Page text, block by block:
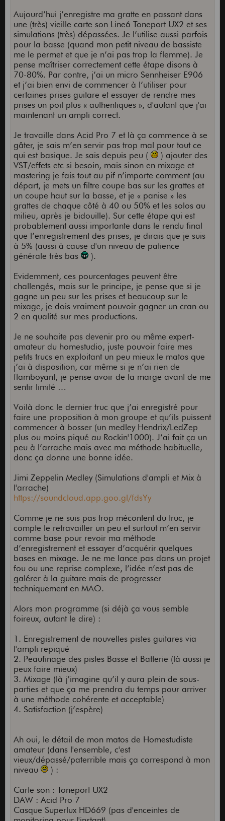
Aujourd’hui j’enregistre ma gratte en passant dans
une (très) vieille carte son Line6 Toneport UX2 et ses
simulations (très) dépassées. Je l’utilise aussi parfois
pour la basse (quand mon petit niveau de bassiste
me le permet et que je n’ai pas trop la flemme). Je
pense maîtriser correctement cette étape disons à
70-80%. Par contre, j’ai un micro Sennheiser E906
et j’ai bien envi de commencer à l’utiliser pour
certaines prises guitare et essayer de rendre mes
prises un poil plus « authentiques », d'autant que j'ai
maintenant un ampli correct.
Je travaille dans Acid Pro 7 et là ça commence à se
gâter, je sais m’en servir pas trop mal pour tout ce
qui est basique. Je sais depuis peu (
) ajouter des
VST/effets etc si besoin, mais sinon en mixage et
mastering je fais tout au pif n’importe comment (au
départ, je mets un filtre coupe bas sur les grattes et
un coupe haut sur la basse, et je « panise » les
grattes de chaque côté à 40 ou 50% et les solos au
milieu, après je bidouille). Sur cette étape qui est
probablement aussi importante dans le rendu final
que l’enregistrement des prises, je dirais que je suis
à 5% (aussi à cause d'un niveau de patience
générale très bas
).
Evidemment, ces pourcentages peuvent être
challengés, mais sur le principe, je pense que si je
gagne un peu sur les prises et beaucoup sur le
mixage, je dois vraiment pouvoir gagner un cran ou
2 en qualité sur mes productions.
Je ne souhaite pas devenir pro ou même expert-
amateur du homestudio, juste pouvoir faire mes
petits trucs en exploitant un peu mieux le matos que
j’ai à disposition, car même si je n’ai rien de
flamboyant, je pense avoir de la marge avant de me
sentir limité …
Voilà donc le dernier truc que j’ai enregistré pour
faire une proposition à mon groupe et qu’ils puissent
commencer à bosser (un medley Hendrix/LedZep
plus ou moins piqué au Rockin'1000). J’ai fait ça un
peu à l’arrache mais avec ma méthode habituelle,
donc ça donne une bonne idée.
Jimi Zeppelin Medley (Simulations d'ampli et Mix à
l'arrache)
https://soundcloud.app.goo.gl/fdsYy
Comme je ne suis pas trop mécontent du truc, je
compte le retravailler un peu et surtout m’en servir
comme base pour revoir ma méthode
d’enregistrement et essayer d’acquérir quelques
bases en mixage. Je ne me lance pas dans un projet
fou ou une reprise complexe, l’idée n’est pas de
galérer à la guitare mais de progresser
techniquement en MAO.
Alors mon programme (si déjà ça vous semble
foireux, autant le dire) :
1. Enregistrement de nouvelles pistes guitares via
l'ampli repiqué
2. Peaufinage des pistes Basse et Batterie (là aussi je
peux faire mieux)
3. Mixage (là j’imagine qu’il y aura plein de sous-
parties et que ça me prendra du temps pour arriver
à une méthode cohérente et acceptable)
4. Satisfaction (j’espère)
Ah oui, le détail de mon matos de Homestudiste
amateur (dans l'ensemble, c'est
vieux/dépassé/paterrible mais ça correspond à mon
niveau
) :
Carte son : Toneport UX2
DAW : Acid Pro 7
Casque Superlux HD669 (pas d'enceintes de